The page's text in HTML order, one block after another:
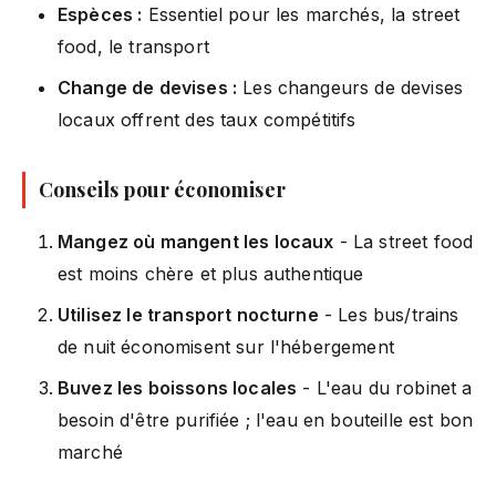
Espèces : Essentiel pour les marchés, la street
food, le transport
Change de devises : Les changeurs de devises
locaux offrent des taux compétitifs
Conseils pour économiser
Mangez où mangent les locaux - La street food
est moins chère et plus authentique
Utilisez le transport nocturne - Les bus/trains
de nuit économisent sur l'hébergement
Buvez les boissons locales - L'eau du robinet a
besoin d'être purifiée ; l'eau en bouteille est bon
marché